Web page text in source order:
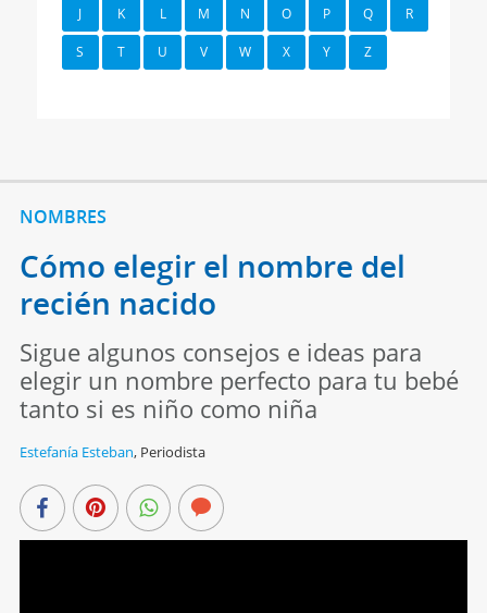
J K L M N O P Q R
S T U V W X Y Z
NOMBRES
Cómo elegir el nombre del
recién nacido
Sigue algunos consejos e ideas para
elegir un nombre perfecto para tu bebé
tanto si es niño como niña
Estefanía Esteban, Periodista